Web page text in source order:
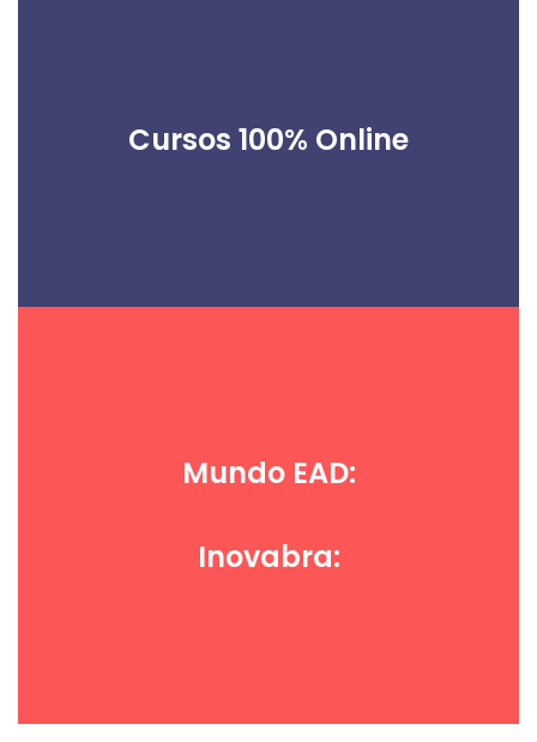
Cursos 100% Online
Mundo EAD:
Inovabra: